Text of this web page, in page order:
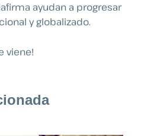
ayudan a progresar
y globalizado.
viene!